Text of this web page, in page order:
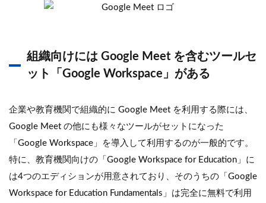
組織向けには Google Meet を含むツールセ
ット「Google Workspace」がある
企業や教育機関で組織的に Google Meet を利用する際には、
Google Meet の他にも様々なツールがセットになった
「Google Workspace」を導入して利用するのが一般的です。
特に、教育機関向けの「Google Workspace for Education」に
は4つのエディションが用意されており、そのうちの「Google
Workspace for Education Fundamentals」は完全に無料で利用